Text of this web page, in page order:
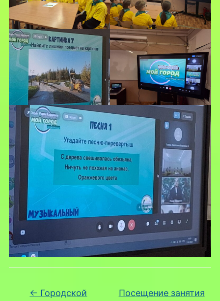
← Городской
Посещение занятия